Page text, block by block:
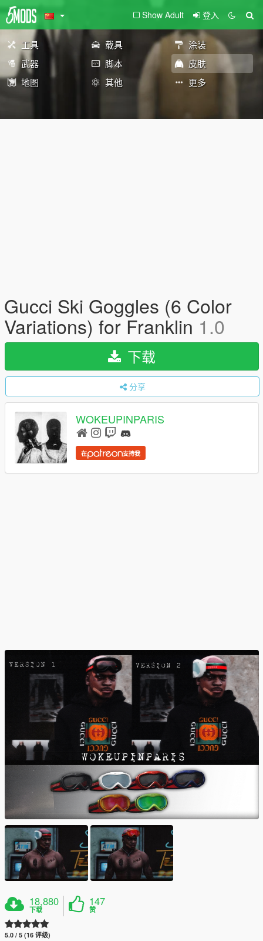
Show Adult 登入
工具 载具
涂装
武器
脚本
皮肤
地图
其他 更多
Gucci Ski Goggles (6 Color
Variations) for Franklin 1.0
下载
分享
WOKEUPINPARIS
在 支持我
18,880
下载
147
赞
5.0 / 5 (16 评级)